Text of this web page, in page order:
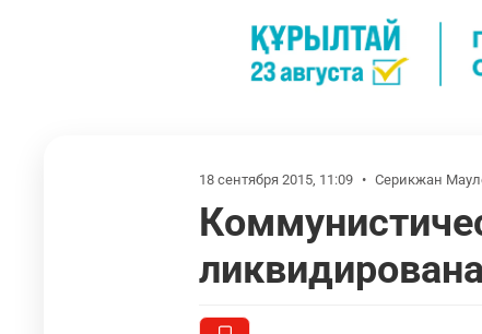
18 сентября 2015, 11:09 • Серикжан
ликвидирована